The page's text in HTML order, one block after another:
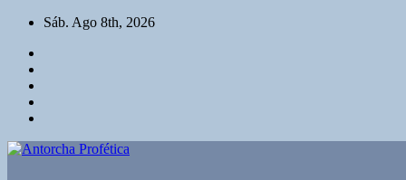
Saltar
contenido
Sáb. Ago 8th, 2026